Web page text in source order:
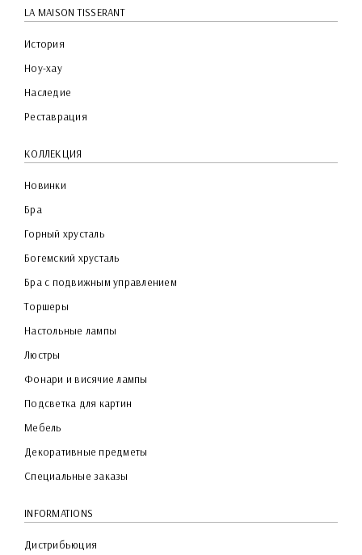
LA MAISON TISSERANT
История
Ноу-хау
Наследие
Реставрация
КОЛЛЕКЦИЯ
Новинки
Бра
Горный хрусталь
Богемский хрусталь
Бра с подвижным управлением
Торшеры
Настольные лампы
Люстры
Фонари и висячие лампы
Подсветка для картин
Мебель
Декоративные предметы
Специальные заказы
INFORMATIONS
Дистрибьюция